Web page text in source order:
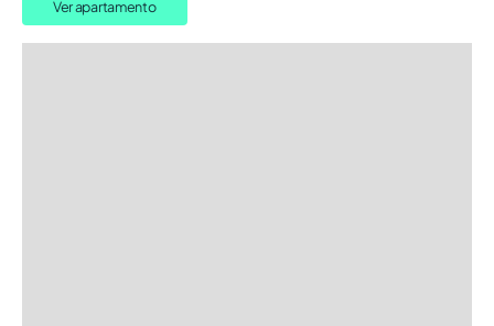
Ver apartamento